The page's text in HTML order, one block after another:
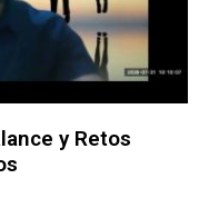
y Retos